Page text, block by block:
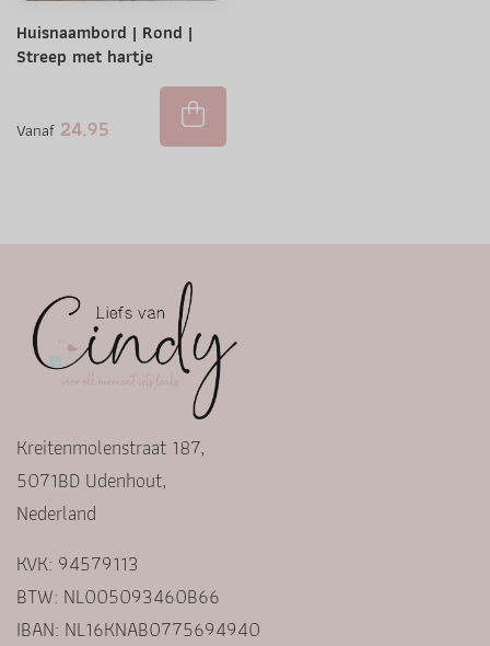
Huisnaambord | Rond |
Streep met hartje
Vanaf 24.95
Kreitenmolenstraat 187,
5071BD Udenhout,
Nederland
KVK: 94579113
BTW: NL005093460B66
IBAN: NL16KNAB0775694940